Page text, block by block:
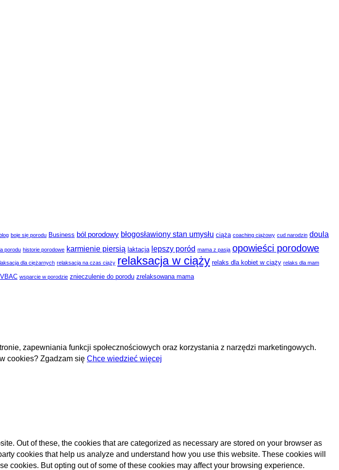
blog boje się porodu Business ból porodowy błogosławiony stan umysłu ciąża coaching ciążowy cud narodzin doula
porodu historie porodowe karmienie piersią laktacja lepszy poród mama z pasją opowieści porodowe
dla ciężarnych relaksacja na czas ciąży relaksacja w ciąży relaks dla kobiet w ciąży relaks dla mam
VBAC wsparcie w porodzie znieczulenie do porodu zrelaksowana mama
zapewniania funkcji społecznościowych oraz korzystania z narzędzi marketingowych.
cookies? Zgadzam się Chce wiedzieć więcej
Out of these, the cookies that are categorized as necessary are stored on your browser as
cookies that help us analyze and understand how you use this website. These cookies will
cookies. But opting out of some of these cookies may affect your browsing experience.